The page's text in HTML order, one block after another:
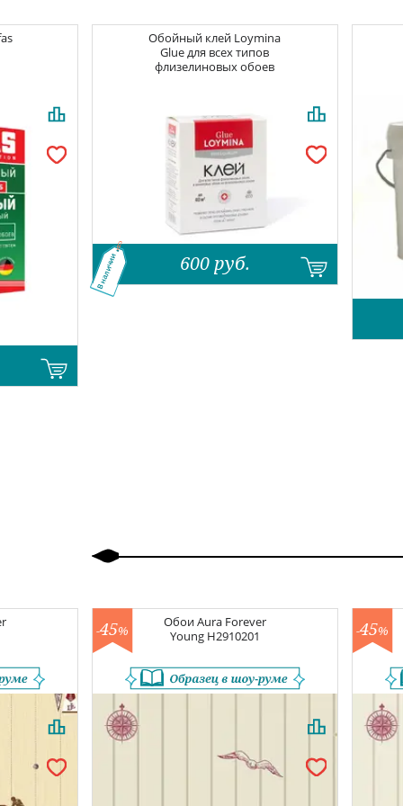
Обойный клей Loymina
Glue для всех типов
флизелиновых обоев
600 руб.
В наличии
ОбоиAura Forever
Young H2910201
-45% -45%